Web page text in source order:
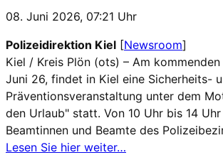
08. Juni 2026, 07:21 Uhr
Polizeidirektion Kiel [Newsroom]
Kiel / Kreis Plön (ots) – Am kommenden
Juni 26, findet in Kiel eine Sicherheits-
Präventionsveranstaltung unter dem
den Urlaub" statt. Von 10 Uhr bis 14
Beamtinnen und Beamte des
Lesen Sie hier weiter…